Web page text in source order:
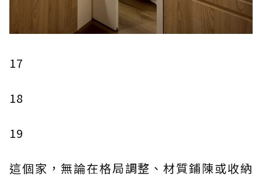
17
18
19
這個家，無論在格局調整、材質鋪陳或收納